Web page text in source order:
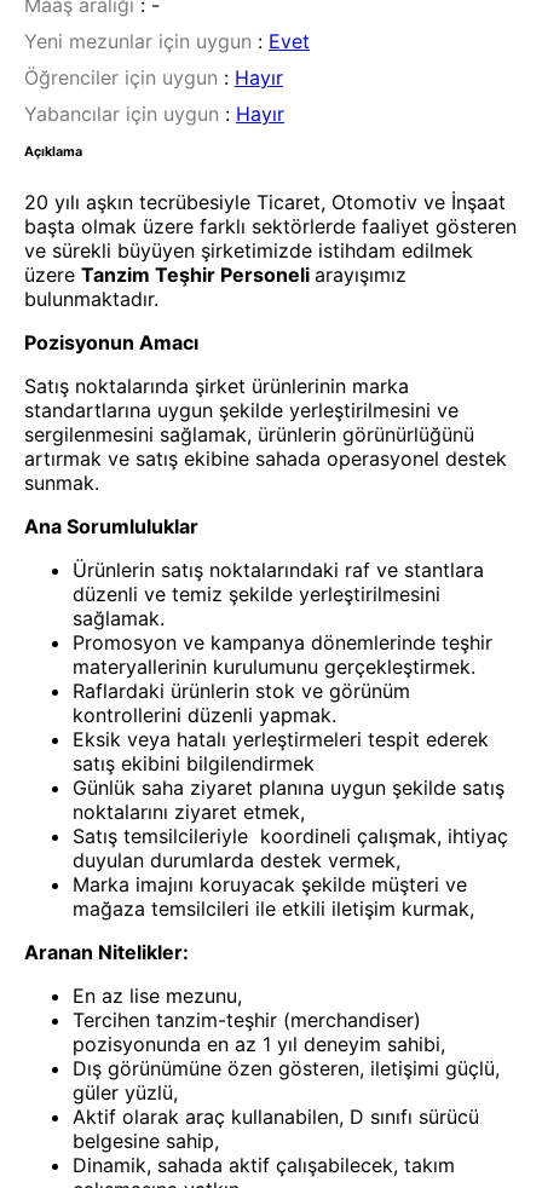
Maaş aralığı : -
Yeni mezunlar için uygun : Evet
Öğrenciler için uygun : Hayır
Yabancılar için uygun : Hayır
Açıklama
20 yılı aşkın tecrübesiyle Ticaret, Otomotiv ve İnşaat
başta olmak üzere farklı sektörlerde faaliyet gösteren
ve sürekli büyüyen şirketimizde istihdam edilmek
üzere Tanzim Teşhir Personeli arayışımız
bulunmaktadır.
Pozisyonun Amacı
Satış noktalarında şirket ürünlerinin marka
standartlarına uygun şekilde yerleştirilmesini ve
sergilenmesini sağlamak, ürünlerin görünürlüğünü
artırmak ve satış ekibine sahada operasyonel destek
sunmak.
Ana Sorumluluklar
Ürünlerin satış noktalarındaki raf ve stantlara
düzenli ve temiz şekilde yerleştirilmesini
sağlamak.
Promosyon ve kampanya dönemlerinde teşhir
materyallerinin kurulumunu gerçekleştirmek.
Raflardaki ürünlerin stok ve görünüm
kontrollerini düzenli yapmak.
Eksik veya hatalı yerleştirmeleri tespit ederek
satış ekibini bilgilendirmek
Günlük saha ziyaret planına uygun şekilde satış
noktalarını ziyaret etmek,
Satış temsilcileriyle koordineli çalışmak, ihtiyaç
duyulan durumlarda destek vermek,
Marka imajını koruyacak şekilde müşteri ve
mağaza temsilcileri ile etkili iletişim kurmak,
Aranan Nitelikler:
En az lise mezunu,
Tercihen tanzim-teşhir (merchandiser)
pozisyonunda en az 1 yıl deneyim sahibi,
Dış görünümüne özen gösteren, iletişimi güçlü,
güler yüzlü,
Aktif olarak araç kullanabilen, D sınıfı sürücü
belgesine sahip,
Dinamik, sahada aktif çalışabilecek, takım